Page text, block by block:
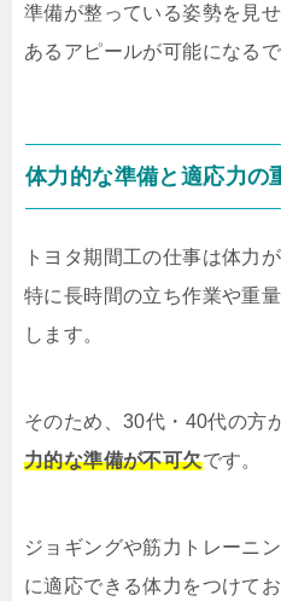
準備が整っている姿勢を見
あるアピールが可能になるで
体力的な準備と適応力の
トヨタ期間工の仕事は体力
特に長時間の立ち作業や重
します。
そのため、30代・40代の方
力的な準備が不可欠です。
ジョギングや筋力トレーニ
に適応できる体力をつけて